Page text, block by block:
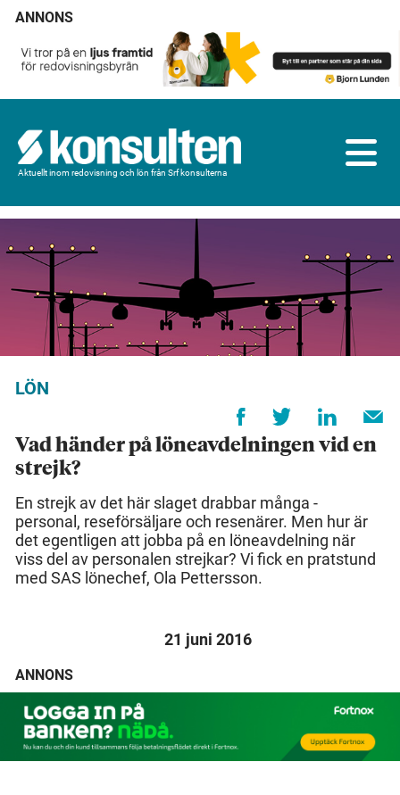
ANNONS
Aktuellt inom redovisning och lön från Srf konsulterna
LÖN
Vad händer på löneavdelningen vid en
strejk?
En strejk av det här slaget drabbar många -
personal, reseförsäljare och resenärer. Men hur är
det egentligen att jobba på en löneavdelning när
viss del av personalen strejkar? Vi fick en pratstund
med SAS lönechef, Ola Pettersson.
21 juni 2016
ANNONS